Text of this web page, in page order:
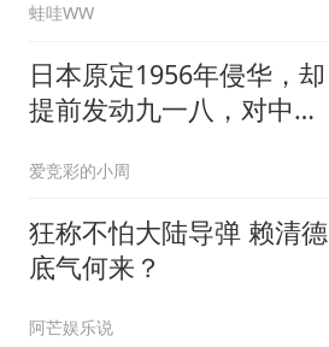
正.栗正杰｜辣晚报
20260808
蛙哇WW
日本原定1956年侵华，却
提前发动九一八，对中国
爱竞彩的小周
狂称不怕大陆导弹 赖清德
底气何来？
阿芒娱乐说